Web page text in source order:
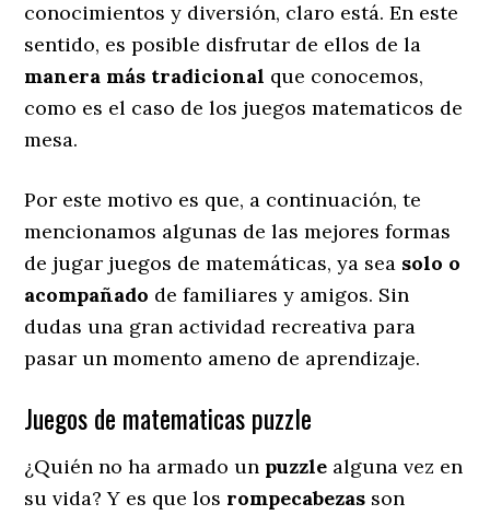
conocimientos y diversión, claro está. En este
sentido, es posible disfrutar de ellos de la
manera más tradicional que conocemos,
como es el caso de los juegos matematicos de
mesa.
Por este motivo es que, a continuación, te
mencionamos algunas de las mejores formas
de jugar juegos de matemáticas, ya sea solo o
acompañado de familiares y amigos. Sin
dudas una gran actividad recreativa para
pasar un momento ameno de aprendizaje.
Juegos de matematicas puzzle
¿Quién no ha armado un puzzle alguna vez en
su vida? Y es que los rompecabezas son